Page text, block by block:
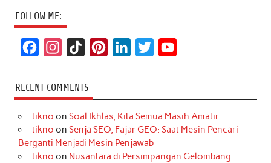
FOLLOW ME:
c
e
b
o
s
t
a
r
k
T
o
k
t
e
r
e
k
e
d
I
t
t
r
T
u
e
RECENT COMMENTS
tikno on Soal Ikhlas, Kita Semua Masih Amatir
tikno on Senja SEO, Fajar GEO: Saat Mesin Pencari
Berganti Menjadi Mesin Penjawab
tikno on Nusantara di Persimpangan Gelombang: